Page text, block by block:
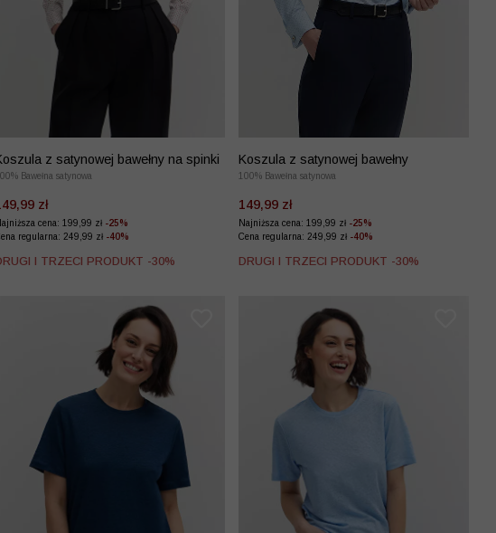
z satynowej bawełny na spinki
100% Bawełna satynowa
zł
cena: 199,99 zł -25%
regularna: 249,99 zł -40%
I TRZECI PRODUKT -30%
Koszula z satynowej bawełny
100% Bawełna satynowa
149,99 zł
Najniższa cena: 199,99 zł -25%
Cena regularna: 249,99 zł -40%
DRUGI I TRZECI PRODUKT -30%